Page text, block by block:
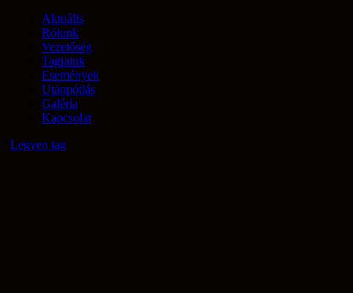
Aktuális
Rólunk
Vezetőség
Tagjaink
Események
Utánpótlás
Galéria
Kapcsolat
Legyen tag